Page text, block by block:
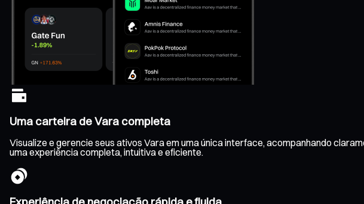
Uma carteira de Vara completa
Visualize e gerencie seus ativos Vara em uma única interface, acompanhando
uma experiência completa, intuitiva e eficiente.